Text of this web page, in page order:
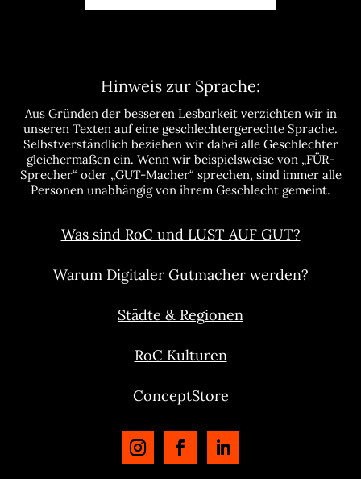
Hinweis zur Sprache:
Aus Gründen der besseren Lesbarkeit verzichten wir in
unseren Texten auf eine geschlechtergerechte Sprache.
Selbstverständlich beziehen wir dabei alle Geschlechter
gleichermaßen ein. Wenn wir beispielsweise von „FÜR-
Sprecher“ oder „GUT-Macher“ sprechen, sind immer alle
Personen unabhängig von ihrem Geschlecht gemeint.
Was sind RoC und LUST AUF GUT?
Warum Digitaler Gutmacher werden?
Städte & Regionen
RoC Kulturen
ConceptStore